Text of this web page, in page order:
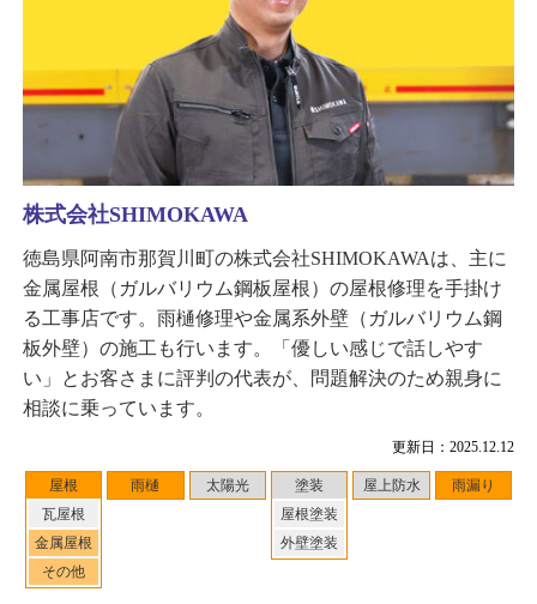
更新日：2025.12.12
屋根
瓦屋根
金属屋根
その他
雨樋 太陽光
塗装
屋根塗装
外壁塗装
屋上防水 雨漏り
株式会社SHIMOKAWA
徳島県阿南市那賀川町の株式会社SHIMOKAWAは、主に
金属屋根（ガルバリウム鋼板屋根）の屋根修理を手掛け
る工事店です。雨樋修理や金属系外壁（ガルバリウム鋼
板外壁）の施工も行います。「優しい感じで話しやす
い」とお客さまに評判の代表が、問題解決のため親身に
相談に乗っています。